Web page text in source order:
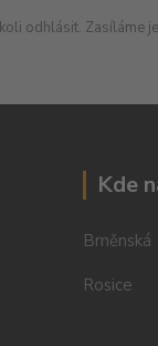
odhlásit. Zasíláme
Kde
Brněnská
Rosice